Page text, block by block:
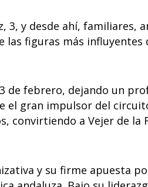
3, y desde ahí, familiares,
las figuras más
de febrero, dejando un
el gran impulsor del
convirtiendo a Vejer de
y su firme apuesta